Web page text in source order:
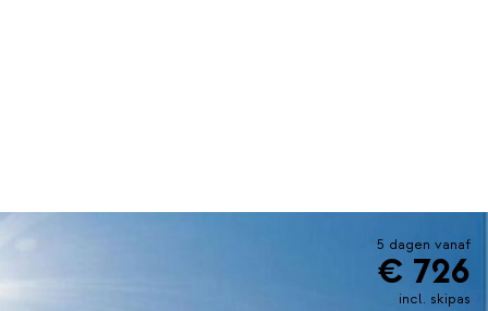
5 dagen vanaf
€ 726
incl. skipas